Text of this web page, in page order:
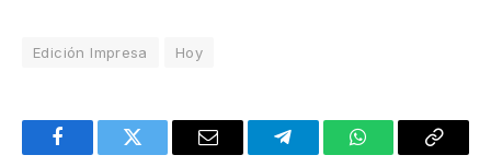
Edición Impresa Hoy
FacebookTwitter Email TelegramWhatsAppCopy